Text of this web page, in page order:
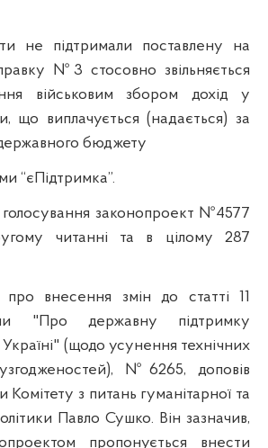
не підтримали поставлену на
№3 стосовно звільняється
військовим збором дохід у
що виплачується (надається) за
бюджету
“єПідтримка”.
голосування законопроект №4577
читанні та в цілому 287
внесення змін до статті 11
"Про державну підтримку
Україні" (щодо усунення технічних
№6265, доповів
Комітету з питань гуманітарної та
Павло Сушко. Він зазначив,
пропонується внести